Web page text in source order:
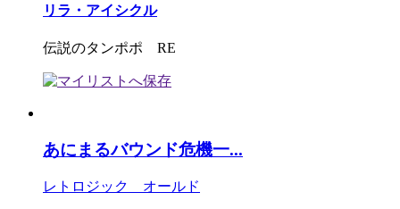
リラ・アイシクル
伝説のタンポポ RE
あにまるバウンド危機一...
レトロジック オールド